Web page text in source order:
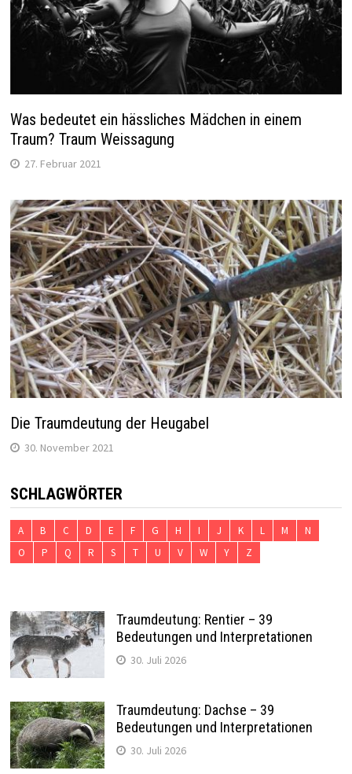
Was bedeutet ein hässliches Mädchen in einem
Traum? Traum Weissagung
27. Februar 2021
Die Traumdeutung der Heugabel
30. November 2021
SCHLAGWÖRTER
A B C D E F G H I J K L M
N
O
P Q R S T U V W Y Z
Traumdeutung: Rentier – 39
Bedeutungen und Interpretationen
30. Juli 2026
Traumdeutung: Dachse – 39
Bedeutungen und Interpretationen
30. Juli 2026